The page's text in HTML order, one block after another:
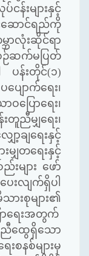
များနှင့်
ဆောင်ရည်ကို
ဘာလုံးဆိုင်ရာ
ဆက်မပြတ်
ပန်းတိုင်(၁)
က်ရေး၊
ပြောရေး၊
မျှရေး၊
ချရေးနှင့်
းမျှတရေးနှင့်
များ ဖော်
းလျက်ရှိပါ
းစုများ၏
ရေးအတွက်
ညီထွေရှိသော
စ်များမှ